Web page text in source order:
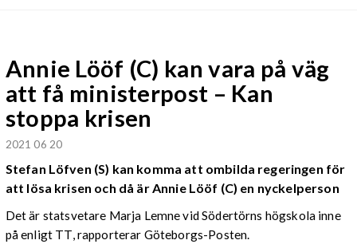
Annie Lööf (C) kan vara på väg
att få ministerpost – Kan
stoppa krisen
2021 06 20
Stefan Löfven (S) kan komma att ombilda regeringen för
att lösa krisen och då är Annie Lööf (C) en nyckelperson
Det är statsvetare Marja Lemne vid Södertörns högskola inne
på enligt TT, rapporterar Göteborgs-Posten.